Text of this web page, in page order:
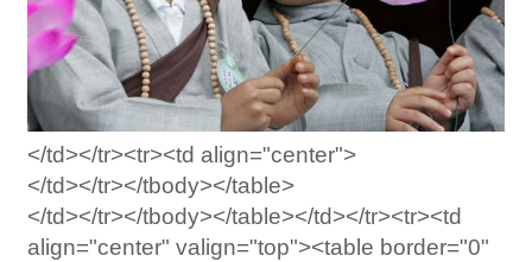
</td></tr><tr><td align="center">
</td></tr></tbody></table>
</td></tr></tbody></table></td></tr><tr><td
align="center" valign="top"><table border="0"